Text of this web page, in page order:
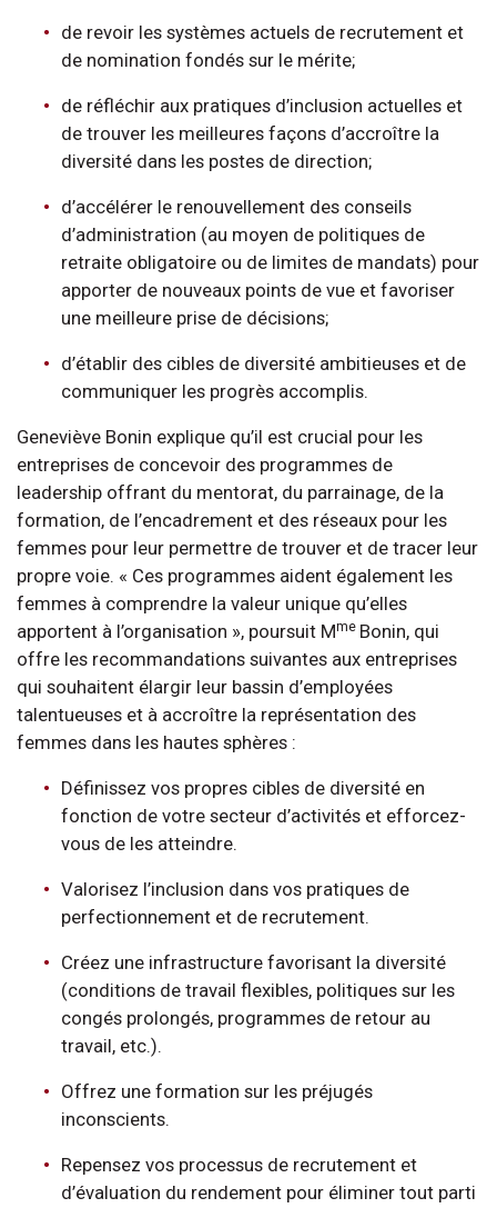
de revoir les systèmes actuels de recrutement et
de nomination fondés sur le mérite;
de réfléchir aux pratiques d’inclusion actuelles et
de trouver les meilleures façons d’accroître la
diversité dans les postes de direction;
d’accélérer le renouvellement des conseils
d’administration (au moyen de politiques de
retraite obligatoire ou de limites de mandats) pour
apporter de nouveaux points de vue et favoriser
une meilleure prise de décisions;
d’établir des cibles de diversité ambitieuses et de
communiquer les progrès accomplis.
Geneviève Bonin explique qu’il est crucial pour les
entreprises de concevoir des programmes de
leadership offrant du mentorat, du parrainage, de la
formation, de l’encadrement et des réseaux pour les
femmes pour leur permettre de trouver et de tracer leur
propre voie. « Ces programmes aident également les
femmes à comprendre la valeur unique qu’elles
apportent à l’organisation », poursuit Mme Bonin, qui
offre les recommandations suivantes aux entreprises
qui souhaitent élargir leur bassin d’employées
talentueuses et à accroître la représentation des
femmes dans les hautes sphères :
Définissez vos propres cibles de diversité en
fonction de votre secteur d’activités et efforcez-
vous de les atteindre.
Valorisez l’inclusion dans vos pratiques de
perfectionnement et de recrutement.
Créez une infrastructure favorisant la diversité
(conditions de travail flexibles, politiques sur les
congés prolongés, programmes de retour au
travail, etc.).
Offrez une formation sur les préjugés
inconscients.
Repensez vos processus de recrutement et
d’évaluation du rendement pour éliminer tout parti